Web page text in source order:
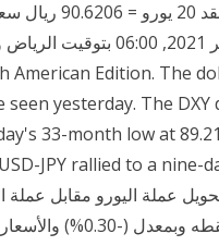
الأحد, 17 يناير
yesterday. The DXY
33-month low at
JPY rallied to a nine-
(-0.0138) نقطه